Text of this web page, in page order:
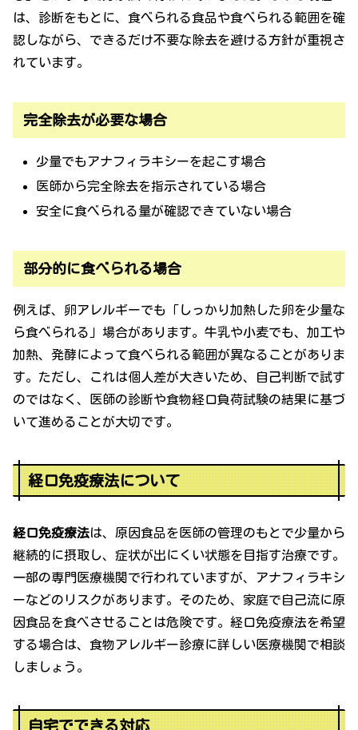
は、診断をもとに、食べられる食品や食べられる範囲を確
認しながら、できるだけ不要な除去を避ける方針が重視さ
れています。
完全除去が必要な場合
少量でもアナフィラキシーを起こす場合
医師から完全除去を指示されている場合
安全に食べられる量が確認できていない場合
部分的に食べられる場合
例えば、卵アレルギーでも「しっかり加熱した卵を少量な
ら食べられる」場合があります。牛乳や小麦でも、加工や
加熱、発酵によって食べられる範囲が異なることがありま
す。ただし、これは個人差が大きいため、自己判断で試す
のではなく、医師の診断や食物経口負荷試験の結果に基づ
いて進めることが大切です。
経口免疫療法について
経口免疫療法は、原因食品を医師の管理のもとで少量から
継続的に摂取し、症状が出にくい状態を目指す治療です。
一部の専門医療機関で行われていますが、アナフィラキシ
ーなどのリスクがあります。そのため、家庭で自己流に原
因食品を食べさせることは危険です。経口免疫療法を希望
する場合は、食物アレルギー診療に詳しい医療機関で相談
しましょう。
自宅でできる対応